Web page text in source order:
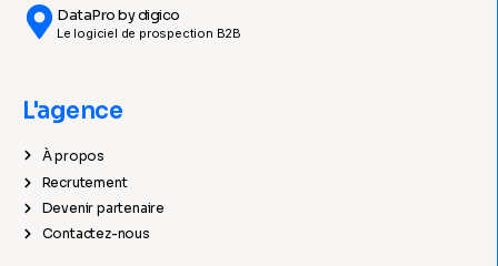
DataPro by digico
Le logiciel de prospection B2B
L'agence
À propos
Recrutement
Devenir partenaire
Contactez-nous